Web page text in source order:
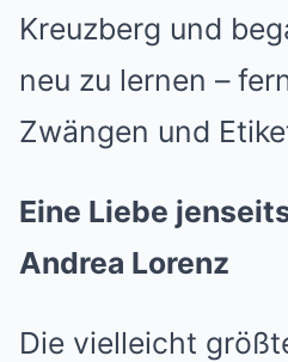
Kreuzberg und
neu zu lernen –
Zwängen und
Eine Liebe
Andrea Lorenz
Die vielleicht